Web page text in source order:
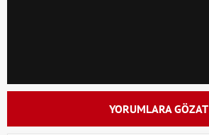
YORUMLARA GÖZAT